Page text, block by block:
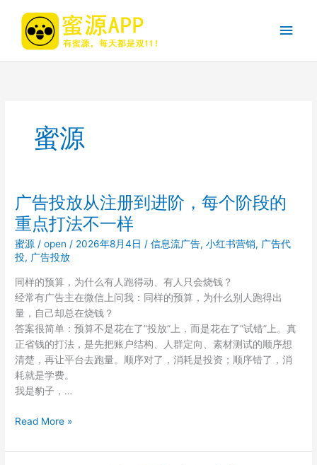
主
菜
蜜源
广告投放从注册到进阶，每个阶段的
重点打法不一样
蜜源 /open/ 2026年8月4日/信息流广告,小红书营销, 广告代
投, 广告投放
同样的预算，为什么有人跑得动、有人只会烧钱？
经常有广告主在微信上问我：同样的预算，为什么别人跑得出
量，自己却总在烧钱？
答案很简单：预算不是花在了”投放”上，而是花在了”试错”上。真
正省钱的打法，是先把账户结构、人群定向、素材测试的顺序想
清楚，再让平台去跑量。顺序对了，消耗是投资；顺序错了，消
耗就是学费。
我是豹子，…
广
投
Read More »